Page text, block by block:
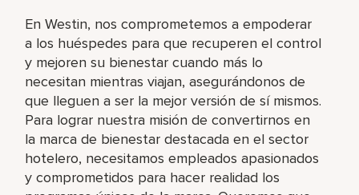
En Westin, nos comprometemos a empoderar
a los huéspedes para que recuperen el control
y mejoren su bienestar cuando más lo
necesitan mientras viajan, asegurándonos de
que lleguen a ser la mejor versión de sí mismos.
Para lograr nuestra misión de convertirnos en
la marca de bienestar destacada en el sector
hotelero, necesitamos empleados apasionados
y comprometidos para hacer realidad los